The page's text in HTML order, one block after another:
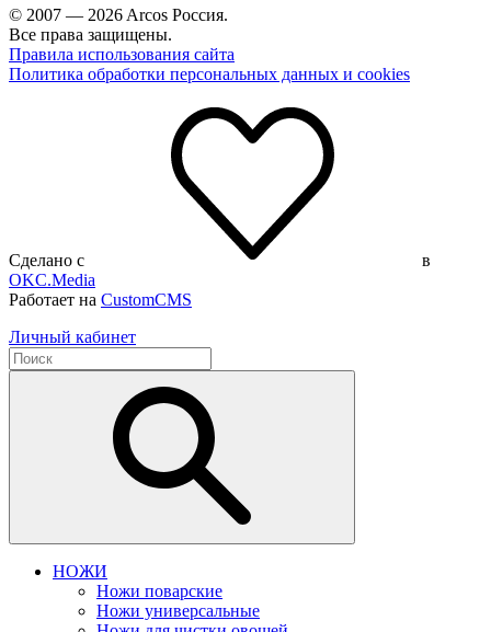
© 2007 — 2026 Arcos Россия.
Все права защищены.
Правила использования сайта
Политика обработки персональных данных и cookies
Сделано с
в
OKC.Media
Работает на CustomCMS
Личный кабинет
НОЖИ
Ножи поварские
Ножи универсальные